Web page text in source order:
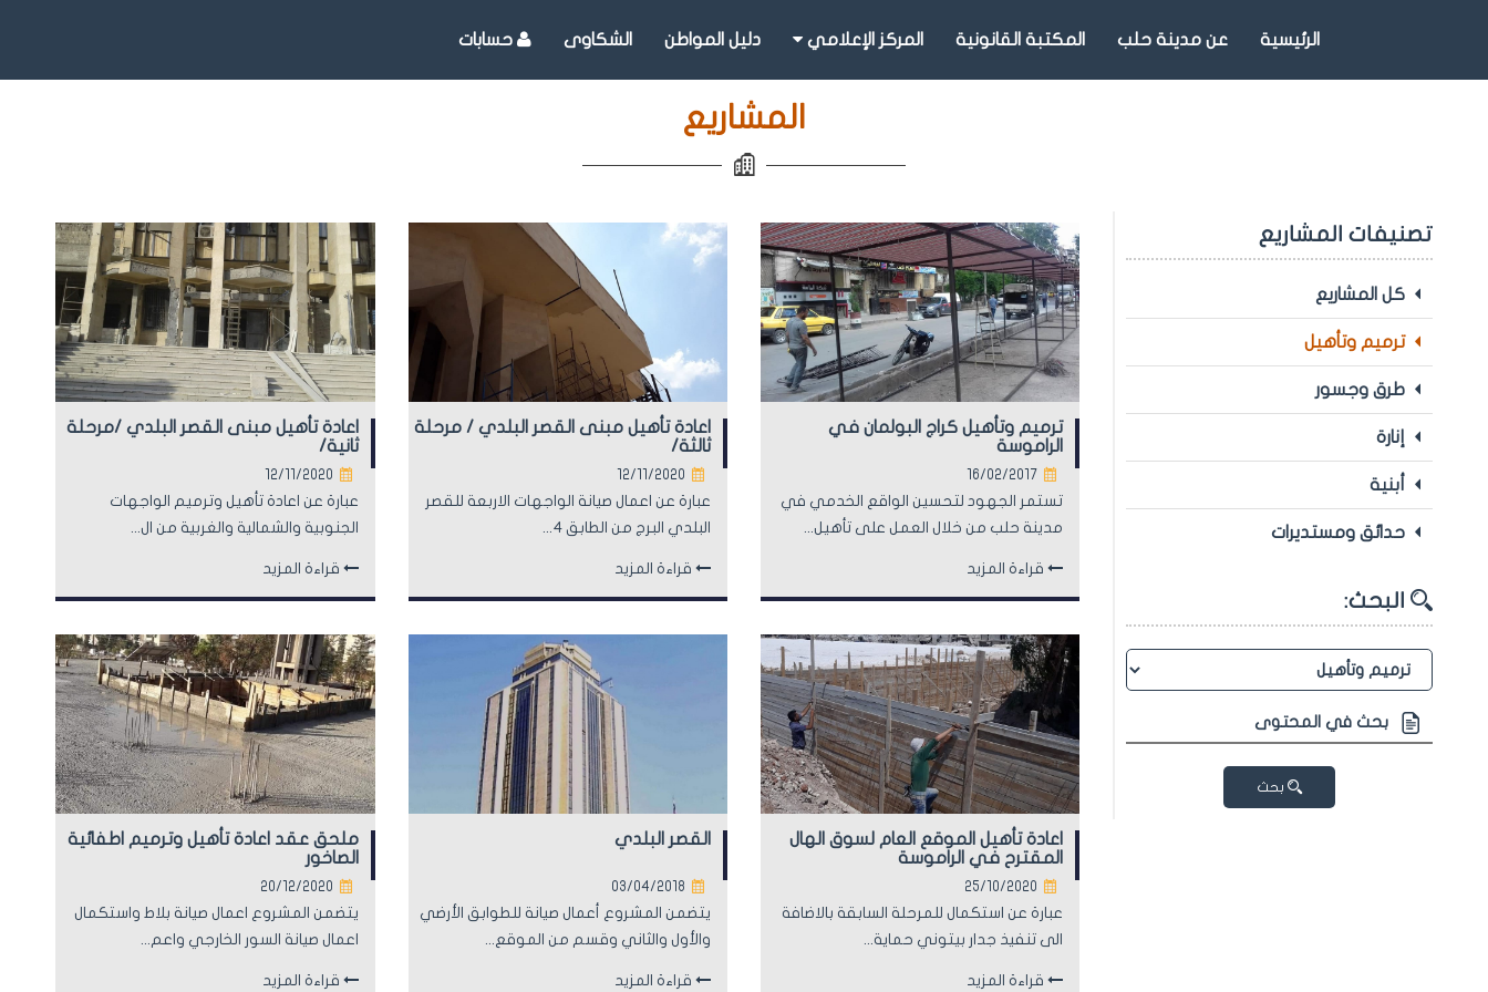
الرئيسية عن مدينة حلب المكتبة القانونية المركز الإعلامي دليل المواطن الشكاوى حسابات
المشاريع
تصنيفات المشاريع
كل المشاريع
ترميم وتأهيل
طرق وجسور
إنارة
أبنية
حدائق ومستديرات
البحث:
بحث
ترميم وتأهيل كراج البولمان في
الراموسة
16/02/2017
تستمر الجهود لتحسين الواقع الخدمي في
مدينة حلب من خلال العمل على تأهيل...
قراءة المزيد
اعادة تأهيل مبنى القصر البلدي / مرحلة
ثالثة/
12/11/2020
عبارة عن اعمال صيانة الواجهات الاربعة للقصر
البلدي البرج من الطابق 4...
قراءة المزيد
اعادة تأهيل مبنى القصر البلدي /مرحلة
ثانية/
12/11/2020
عبارة عن اعادة تأهيل وترميم الواجهات
الجنوبية والشمالية والغربية من ال...
قراءة المزيد
اعادة تأهيل الموقع العام لسوق الهال
المقترح في الراموسة
25/10/2020
عبارة عن استكمال للمرحلة السابقة بالاضافة
الى تنفيذ جدار بيتوني حماية...
قراءة المزيد
القصر البلدي
03/04/2018
يتضمن المشروع أعمال صيانة للطوابق الأرضي
والأول والثاني وقسم من الموقع...
قراءة المزيد
ملحق عقد اعادة تأهيل وترميم اطفائية
الصاخور
20/12/2020
يتضمن المشروع اعمال صيانة بلاط واستكمال
اعمال صيانة السور الخارجي واعم...
قراءة المزيد